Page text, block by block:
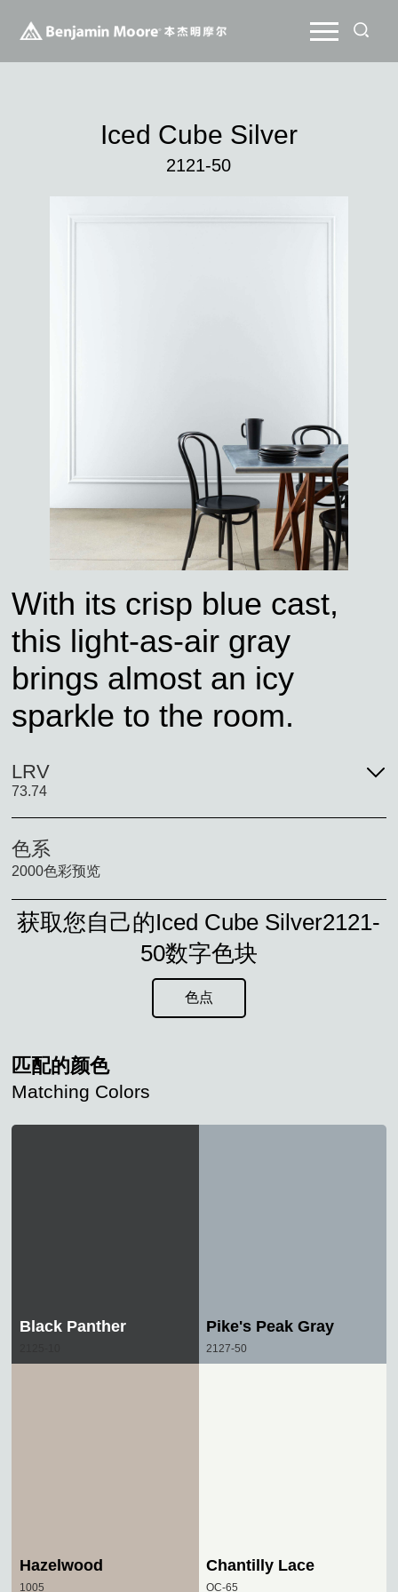
Iced Cube Silver
2121-50
With its crisp blue cast,
this light-as-air gray
brings almost an icy
sparkle to the room.
LRV
73.74
色系
2000色彩预览
获取您自己的Iced Cube Silver2121-
50数字色块
色点
匹配的颜色
Matching Colors
Black Panther Pike's Peak Gray
2127-50
Hazelwood
1005
Chantilly Lace
OC-65